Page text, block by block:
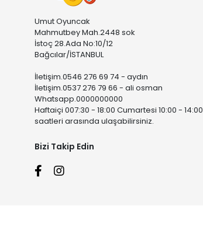
Umut Oyuncak
Mahmutbey Mah.2448 sok
İstoç 28.Ada No:10/12
Bağcılar/İSTANBUL
İletişim.0546 276 69 74 - aydın
İletişim.0537 276 79 66 - ali osman
Whatsapp.0000000000
Haftaiçi 007:30 - 18:00 Cumartesi 10:00 - 14:00
saatleri arasında ulaşabilirsiniz.
Bizi Takip Edin